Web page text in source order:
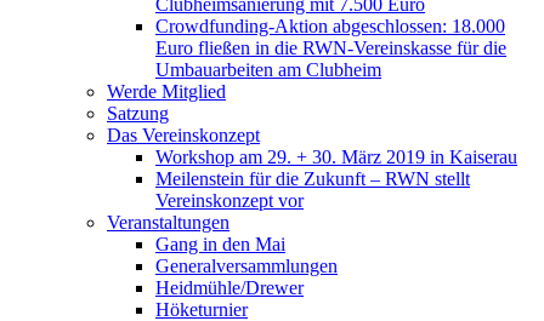
Clubheimsanierung mit 7.500 Euro
Crowdfunding-Aktion abgeschlossen: 18.000
Euro fließen in die RWN-Vereinskasse für die
Umbauarbeiten am Clubheim
Werde Mitglied
Satzung
Das Vereinskonzept
Workshop am 29. + 30. März 2019 in Kaiserau
Meilenstein für die Zukunft – RWN stellt
Vereinskonzept vor
Veranstaltungen
Gang in den Mai
Generalversammlungen
Heidmühle/Drewer
Höketurnier